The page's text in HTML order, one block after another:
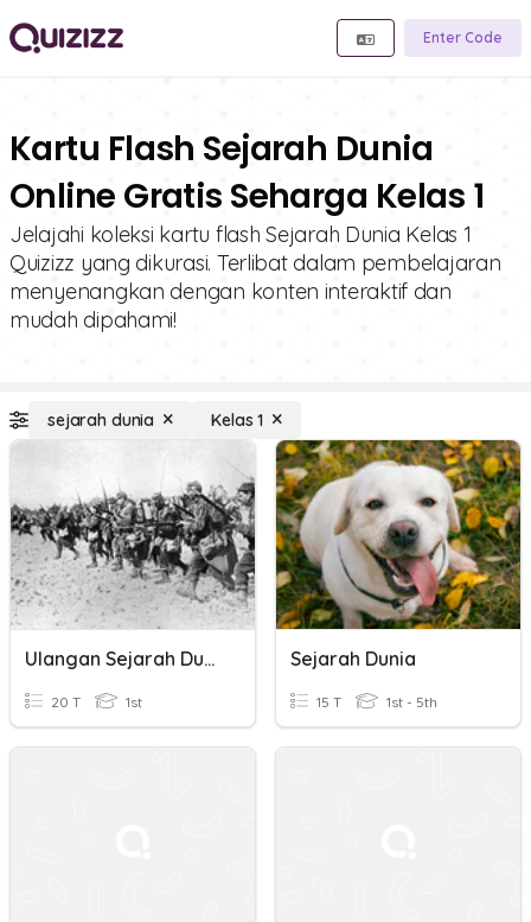
Enter Code
Kartu Flash Sejarah Dunia
Online Gratis Seharga Kelas 1
Jelajahi koleksi kartu flash Sejarah Dunia Kelas 1
Quizizz yang dikurasi. Terlibat dalam pembelajaran
menyenangkan dengan konten interaktif dan
mudah dipahami!
sejarah dunia Kelas 1
Ulangan Sejarah Dunia
20 T 1st
Sejarah Dunia
15 T 1st - 5th